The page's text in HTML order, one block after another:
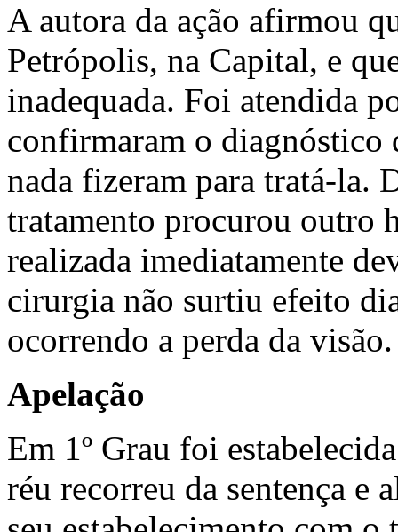
A autora da ação afirmou
Petrópolis, na Capital, e
inadequada. Foi atendida
confirmaram o diagnóstico
nada fizeram para tratá-la.
tratamento procurou outro
realizada imediatamente
cirurgia não surtiu efeito
ocorrendo a perda da visão.
Apelação
Em 1º Grau foi
réu recorreu da sentença e